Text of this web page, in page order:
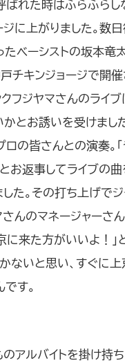
ばれた時はふらふらし
ジに上がりました。数日
たベーシストの坂本竜
戸チキンジョージで開
クフジヤマさんのライ
かとお誘いを受けまし
の皆さんとの演奏。「
とお返事してライブの
た。その打ち上げでジ
さんのマネージャーさ
京に来た方がいいよ！」
ないと思い、すぐに上
す。
のアルバイトを掛け持